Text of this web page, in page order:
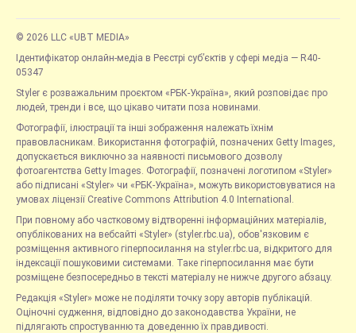
© 2026 LLC «UBT MEDIA»
Ідентифікатор онлайн-медіа в Реєстрі суб’єктів у сфері медіа — R40-
05347
Styler є розважальним проєктом «РБК-Україна», який розповідає про
людей, тренди і все, що цікаво читати поза новинами.
Фотографії, ілюстрації та інші зображення належать їхнім
правовласникам. Використання фотографій, позначених Getty Images,
допускається виключно за наявності письмового дозволу
фотоагентства Getty Images. Фотографії, позначені логотипом «Styler»
або підписані «Styler» чи «РБК-Україна», можуть використовуватися на
умовах ліцензії Creative Commons Attribution 4.0 International.
При повному або частковому відтворенні інформаційних матеріалів,
опублікованих на вебсайті «Styler» (styler.rbc.ua), обов'язковим є
розміщення активного гіперпосилання на styler.rbc.ua, відкритого для
індексації пошуковими системами. Таке гіперпосилання має бути
розміщене безпосередньо в тексті матеріалу не нижче другого абзацу.
Редакція «Styler» може не поділяти точку зору авторів публікацій.
Оціночні судження, відповідно до законодавства України, не
підлягають спростуванню та доведенню їх правдивості.